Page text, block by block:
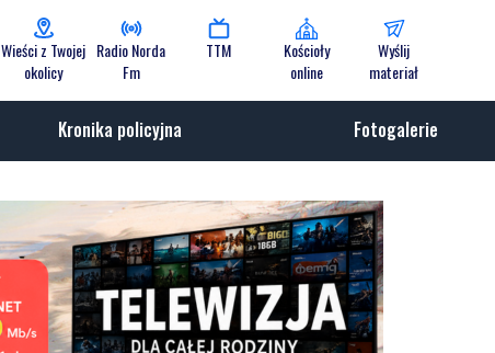
Wieści z Twojej
okolicy
Radio Norda
Fm
TTM
Kościoły
online
Wyślij
materiał
Kronika policyjna Fotogalerie